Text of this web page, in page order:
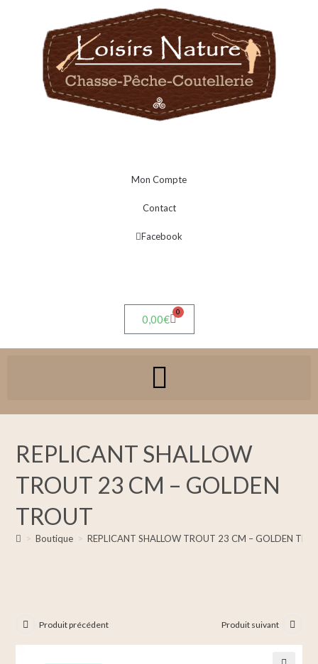
Mon Compte
Contact
Facebook
0,00€
0
REPLICANT SHALLOW
TROUT 23 CM – GOLDEN
TROUT
> Boutique > REPLICANT SHALLOW TROUT 23 CM – GOLDEN
Produit précédent Produit suivant